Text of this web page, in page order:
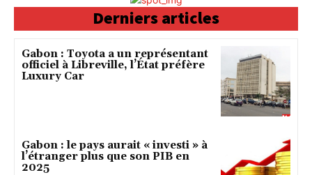
Derniers articles
Gabon : Toyota a un représentant
officiel à Libreville, l’État préfère
Luxury Car
Gabon : le pays aurait « investi » à
l’étranger plus que son PIB en
2025